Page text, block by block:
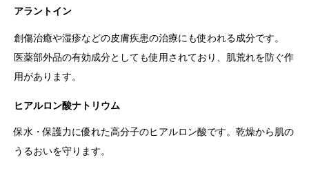
アラントイン
創傷治癒や湿疹などの皮膚疾患の治療にも使われる成分です。
医薬部外品の有効成分としても使用されており、肌荒れを防ぐ作
用があります。
ヒアルロン酸ナトリウム
保水・保護力に優れた高分子のヒアルロン酸です。乾燥から肌の
うるおいを守ります。